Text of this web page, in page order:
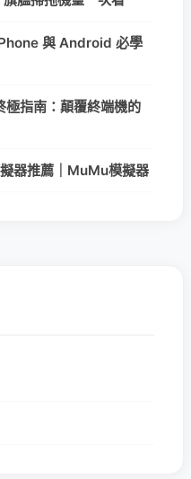
與 Android 必學
指南：顛覆終端機的
器推薦｜MuMu模擬器